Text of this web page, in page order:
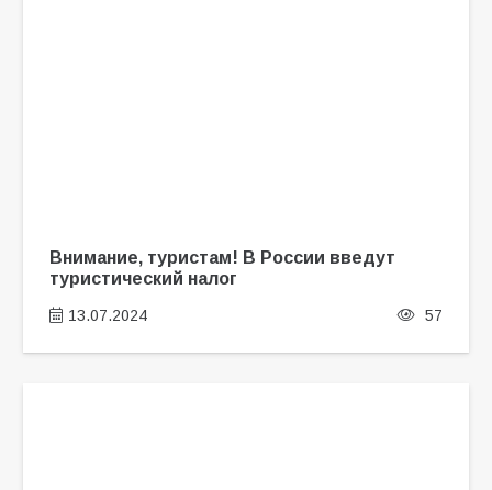
Внимание, туристам! В России введут
туристический налог
13.07.2024 57